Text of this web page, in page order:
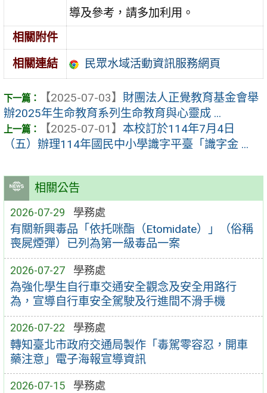
相關公告
2026-07-29 學務處
有關新興毒品「依托咪酯（Etomidate）」（俗稱
喪屍煙彈）已列為第一級毒品一案
2026-07-27 學務處
為強化學生自行車交通安全觀念及安全用路行
為，宣導自行車安全駕駛及行進間不滑手機
2026-07-22 學務處
轉知臺北市政府交通局製作「毒駕零容忍，開車
藥注意」電子海報宣導資訊
2026-07-15 學務處
導及參考，請多加利用。
相關附件
相關連結
民眾水域活動資訊服務網頁
【2025-07-03】 財團法人正覺教育基金會舉
辦2025年生命教育系列生命教育與心靈成 ...
【2025-07-01】 本校訂於114年7月4日
（五）辦理114年國民中小學識字平臺「識字金 ...